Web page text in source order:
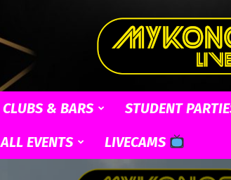
CLUBS & BARS STUDENT
ALL EVENTS LIVECAMS